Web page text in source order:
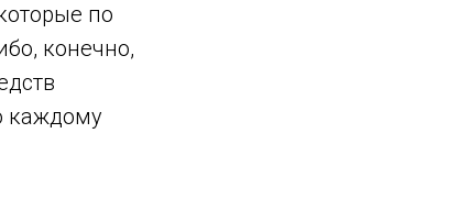
по
конечно,
каждому